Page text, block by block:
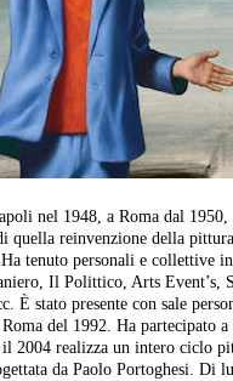
nel 1948, a Roma dal
quella reinvenzione della
tenuto personali e collettive
Il Polittico, Arts Event’s,
È stato presente con sale
del 1992. Ha partecipato
2004 realizza un intero ciclo
da Paolo Portoghesi.